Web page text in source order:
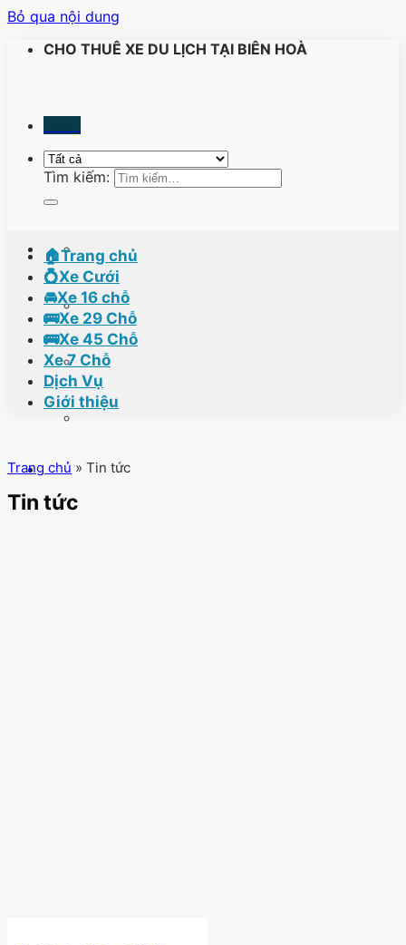
Bỏ qua nội dung
CHO THUÊ XE DU LỊCH TẠI BIÊN HOÀ
Tìm kiếm:
🏠Trang chủ
💍Xe Cưới
🚘Xe 16 chỗ
🚌Xe 29 Chỗ
🚌Xe 45 Chỗ
Xe 7 Chỗ
Dịch Vụ
Giới thiệu
Trang chủ » Tin tức
Tin tức